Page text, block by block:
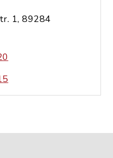
1, 89284